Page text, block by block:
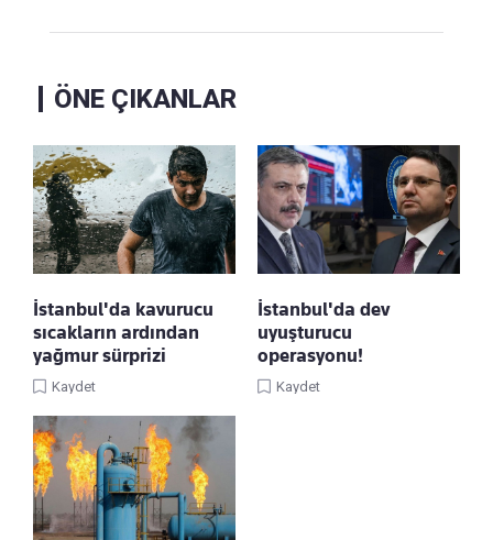
ÖNE ÇIKANLAR
İstanbul'da kavurucu
sıcakların ardından
yağmur sürprizi
Kaydet
İstanbul'da dev
uyuşturucu
operasyonu!
Kaydet